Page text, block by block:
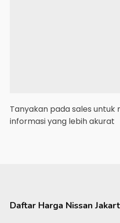
Tanyakan pada sales
informasi yang lebih akurat
Daftar Harga Nissan